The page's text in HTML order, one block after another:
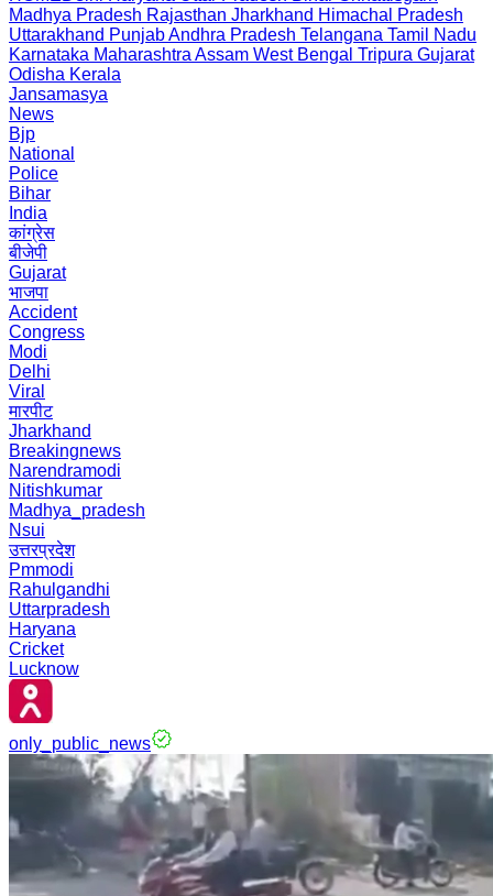
Madhya Pradesh Rajasthan Jharkhand Himachal Pradesh
Uttarakhand PunjabAndhra Pradesh Telangana Tamil Nadu
Karnataka Maharashtra Assam West Bengal Tripura Gujarat
Odisha Kerala
Jansamasya
News
Bjp
National
Police
Bihar
India
कांग्रेस
बीजेपी
Gujarat
भाजपा
Accident
Congress
Modi
Delhi
Viral
मारपीट
Jharkhand
Breakingnews
Narendramodi
Nitishkumar
Madhya_pradesh
Nsui
उत्तरप्रदेश
Pmmodi
Rahulgandhi
Uttarpradesh
Haryana
Cricket
Lucknow
only_public_news